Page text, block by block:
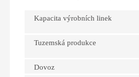
Kapacita výrobních linek
Tuzemská produkce
Dovoz